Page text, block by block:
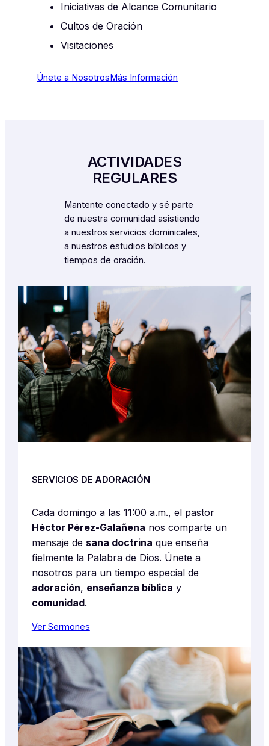
Iniciativas de Alcance Comunitario
Cultos de Oración
Visitaciones
Únete a NosotrosMás Información
ACTIVIDADES
REGULARES
Mantente conectado y sé parte
de nuestra comunidad asistiendo
a nuestros servicios dominicales,
a nuestros estudios bíblicos y
tiempos de oración.
SERVICIOS DE ADORACIÓN
Cada domingo a las 11:00 a.m., el pastor
Héctor Pérez-Galañena nos comparte un
mensaje de sana doctrina que enseña
fielmente la Palabra de Dios. Únete a
nosotros para un tiempo especial de
adoración, enseñanza bíblica y
comunidad.
Ver Sermones